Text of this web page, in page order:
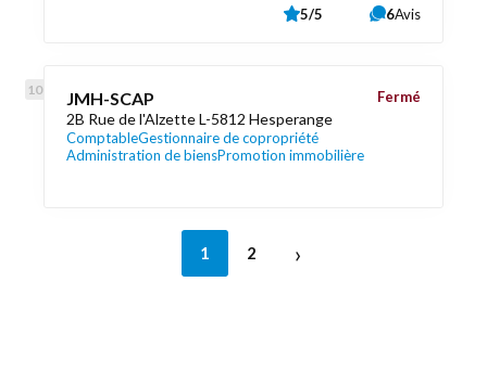
5/5 6Avis
JMH-SCAP
2B Rue de l'Alzette L-5812 Hesperange
ComptableGestionnaire de copropriété
Administration de biensPromotion immobilière
Fermé
1 2 ›